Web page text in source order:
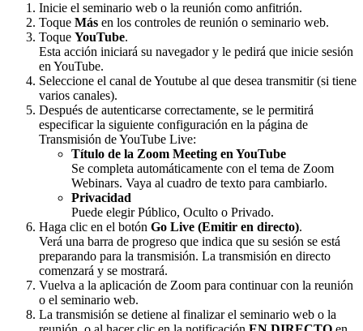
Inicie el seminario web o la reunión como anfitrión.
Toque Más en los controles de reunión o seminario web.
Toque YouTube.
Esta acción iniciará su navegador y le pedirá que inicie sesión
en YouTube.
Seleccione el canal de Youtube al que desea transmitir (si tiene
varios canales).
Después de autenticarse correctamente, se le permitirá
especificar la siguiente configuración en la página de
Transmisión de YouTube Live:
Título de la Zoom Meeting en YouTube
Se completa automáticamente con el tema de Zoom
Webinars. Vaya al cuadro de texto para cambiarlo.
Privacidad
Puede elegir Público, Oculto o Privado.
Haga clic en el botón Go Live (Emitir en directo).
Verá una barra de progreso que indica que su sesión se está
preparando para la transmisión. La transmisión en directo
comenzará y se mostrará.
Vuelva a la aplicación de Zoom para continuar con la reunión
o el seminario web.
La transmisión se detiene al finalizar el seminario web o la